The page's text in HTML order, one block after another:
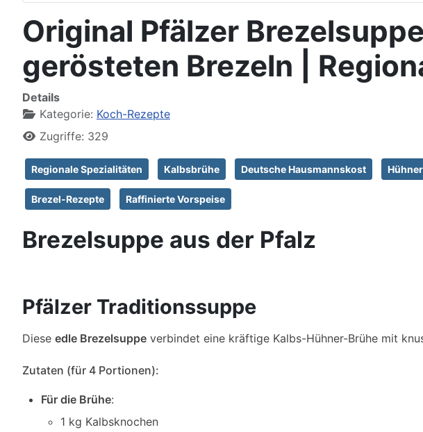
Original Pfälzer
gerösteten Brezeln |
Details
Kategorie: Koch-Rezepte
Zugriffe: 329
Regionale Spezialitäten Kalbsbrühe Deutsche Hausmannskost
Brezel-Rezepte Raffinierte Vorspeise
Brezelsuppe aus der Pfalz
Pfälzer Traditionssuppe
Diese edle Brezelsuppe verbindet eine kräftige Kalbs-Hühner-Brühe mit
Zutaten (für 4 Portionen):
Für die Brühe:
1 kg Kalbsknochen